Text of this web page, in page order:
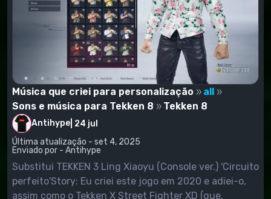
Música que criei para personalização
all
Sons e música para Tekken 8
Tekken 8
Antihype 24 jul
Última atualização - set 4, 2025
Enviado por - Antihype
Substitui TEKKEN 3 Ling Xiaoyu (Console ver.) 'Circuito
perfeito'Story: Eu criei este jogo em 2020 e adiei-o,
assim como o Tekken X Street Fighter XD (que,